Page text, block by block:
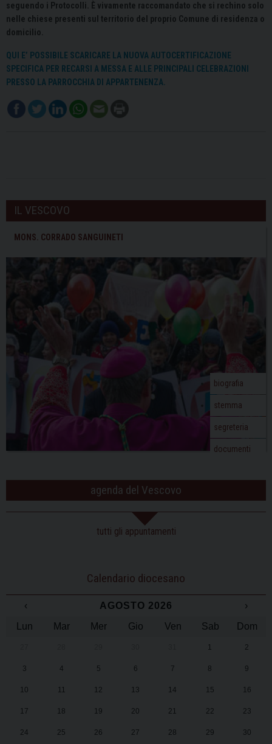
seguendo i Protocolli. È vivamente raccomandato che si rechino solo
nelle chiese presenti sul territorio del proprio Comune di residenza o
domicilio.
QUI E’ POSSIBILE SCARICARE LA NUOVA AUTOCERTIFICAZIONE
SPECIFICA PER RECARSI A MESSA E ALLE PRINCIPALI CELEBRAZIONI
PRESSO LA PARROCCHIA DI APPARTENENZA.
IL VESCOVO
MONS. CORRADO SANGUINETI
biografia
stemma
segreteria
documenti
agenda del Vescovo
tutti gli appuntamenti
Calendario diocesano
‹ AGOSTO 2026
›
Lun
Mar Mer Gio Ven Sab Dom
1 2
3 4 5 6 7 8 9
10 11 12 13 14 15 16
17 18 19 20 21 22 23
24 25 26 27 28 29 30